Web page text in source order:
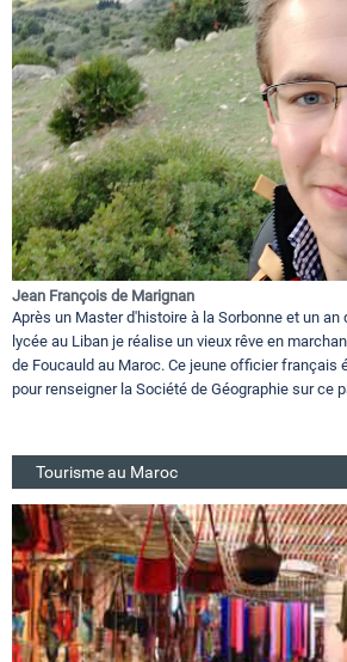
Jean François de Marignan
Après un Master d'histoire à la Sorbonne et un
lycée au Liban je réalise un vieux rêve en
de Foucauld au Maroc. Ce jeune officier français
pour renseigner la Société de Géographie sur ce
Tourisme au Maroc